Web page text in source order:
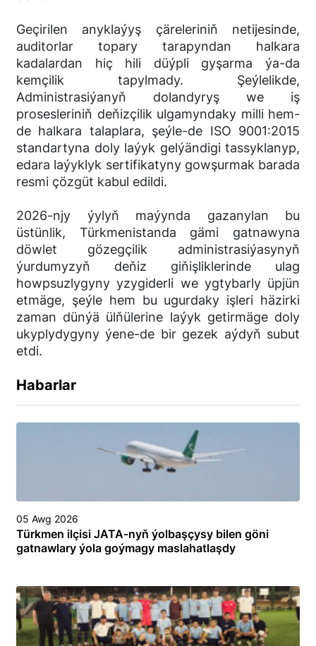
Geçirilen anyklaýyş çäreleriniň netijesinde,
auditorlar topary tarapyndan halkara
kadalardan hiç hili düýpli gyşarma ýa-da
kemçilik tapylmady. Şeýlelikde,
Administrasiýanyň dolandyryş we iş
prosesleriniň deňizçilik ulgamyndaky milli hem-
de halkara talaplara, şeýle-de ISO 9001:2015
standartyna doly laýyk gelýändigi tassyklanyp,
edara laýyklyk sertifikatyny gowşurmak barada
resmi çözgüt kabul edildi.
2026-njy ýylyň maýynda gazanylan bu
üstünlik, Türkmenistanda gämi gatnawyna
döwlet gözegçilik administrasiýasynyň
ýurdumyzyň deňiz giňişliklerinde ulag
howpsuzlygyny yzygiderli we ygtybarly üpjün
etmäge, şeýle hem bu ugurdaky işleri häzirki
zaman dünýä ülňülerine laýyk getirmäge doly
ukyplydygyny ýene-de bir gezek aýdyň subut
etdi.
Habarlar
05 Awg 2026
Türkmen ilçisi JATA-nyň ýolbaşçysy bilen göni
gatnawlary ýola goýmagy maslahatlaşdy